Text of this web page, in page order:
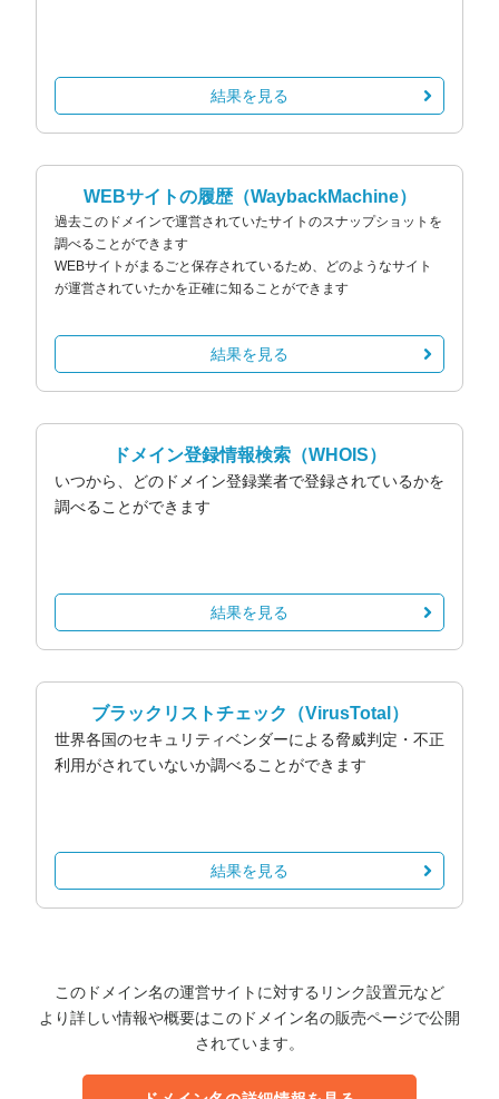
結果を見る
WEBサイトの履歴（WaybackMachine）
過去このドメインで運営されていたサイトのスナップショットを
調べることができます
WEBサイトがまるごと保存されているため、どのようなサイト
が運営されていたかを正確に知ることができます
結果を見る
ドメイン登録情報検索 （WHOIS）
いつから、どのドメイン登録業者で登録されているかを
調べることができます
結果を見る
ブラックリストチェック （VirusTotal）
世界各国のセキュリティベンダーによる脅威判定・不正
利用がされていないか調べることができます
結果を見る
このドメイン名の運営サイトに対するリンク設置元など
より詳しい情報や概要はこのドメイン名の販売ページで公開
されています。